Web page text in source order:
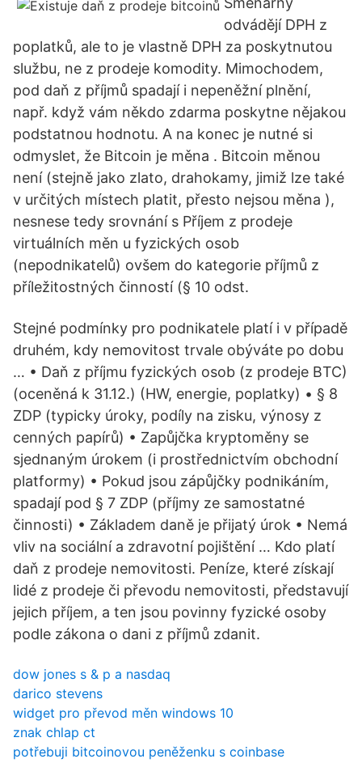
odvádějí DPH z
poplatků, ale to je vlastně DPH za poskytnutou
službu, ne z prodeje komodity. Mimochodem,
pod daň z příjmů spadají i nepeněžní plnění,
např. když vám někdo zdarma poskytne nějakou
podstatnou hodnotu. A na konec je nutné si
odmyslet, že Bitcoin je měna . Bitcoin měnou
není (stejně jako zlato, drahokamy, jimiž lze také
v určitých místech platit, přesto nejsou měna ),
nesnese tedy srovnání s Příjem z prodeje
virtuálních měn u fyzických osob
(nepodnikatelů) ovšem do kategorie příjmů z
příležitostných činností (§ 10 odst.
Stejné podmínky pro podnikatele platí i v případě
druhém, kdy nemovitost trvale obýváte po dobu
… • Daň z příjmu fyzických osob (z prodeje BTC)
(oceněná k 31.12.) (HW, energie, poplatky) • § 8
ZDP (typicky úroky, podíly na zisku, výnosy z
cenných papírů) • Zapůjčka kryptoměny se
sjednaným úrokem (i prostřednictvím obchodní
platformy) • Pokud jsou zápůjčky podnikáním,
spadají pod § 7 ZDP (příjmy ze samostatné
činnosti) • Základem daně je přijatý úrok • Nemá
vliv na sociální a zdravotní pojištění … Kdo platí
daň z prodeje nemovitosti. Peníze, které získají
lidé z prodeje či převodu nemovitosti, představují
jejich příjem, a ten jsou povinny fyzické osoby
podle zákona o dani z příjmů zdanit.
dow jones s & p a nasdaq
darico stevens
widget pro převod měn windows 10
znak chlap ct
potřebuji bitcoinovou peněženku s coinbase